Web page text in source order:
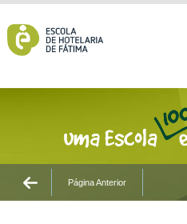
Página Anterior